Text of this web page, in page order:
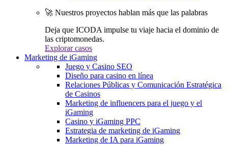
🚀 Nuestros proyectos hablan más que las palabras
Deja que ICODA impulse tu viaje hacia el dominio de
las criptomonedas.
Explorar casos
Marketing de iGaming
Juego y Casino SEO
Diseño para casino en línea
Relaciones Públicas y Comunicación Estratégica
de Casinos
Marketing de influencers para el juego y el
iGaming
Casino y iGaming PPC
Estrategia de marketing de iGaming
Marketing de IA para iGaming